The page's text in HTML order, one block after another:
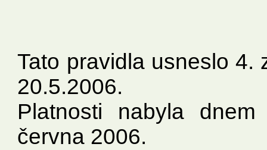
Tato pravidla usneslo 4.
20.5.2006.
Platnosti nabyla
června 2006.